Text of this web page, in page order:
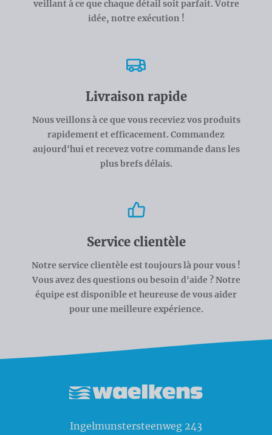
veillant à ce que chaque détail soit parfait. Votre
idée, notre exécution !
Livraison rapide
Nous veillons à ce que vous receviez vos produits
rapidement et efficacement. Commandez
aujourd'hui et recevez votre commande dans les
plus brefs délais.
Service clientèle
Notre service clientèle est toujours là pour vous !
Vous avez des questions ou besoin d'aide ? Notre
équipe est disponible et heureuse de vous aider
pour une meilleure expérience.
Ingelmunstersteenweg 243